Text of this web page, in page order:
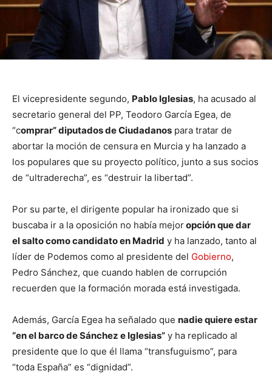
El vicepresidente segundo, Pablo Iglesias, ha acusado al
secretario general del PP, Teodoro García Egea, de
“comprar” diputados de Ciudadanos para tratar de
abortar la moción de censura en Murcia y ha lanzado a
los populares que su proyecto político, junto a sus socios
de “ultraderecha”, es “destruir la libertad”.
Por su parte, el dirigente popular ha ironizado que si
buscaba ir a la oposición no había mejoropción que dar
el salto como candidato en Madrid y ha lanzado, tanto al
líder de Podemos como al presidente del Gobierno,
Pedro Sánchez, que cuando hablen de corrupción
recuerden que la formación morada está investigada.
Además, García Egea ha señalado que nadie quiere estar
“en el barco de Sánchez e Iglesias” y ha replicado al
presidente que lo que él llama “transfuguismo”, para
“toda España” es “dignidad”.